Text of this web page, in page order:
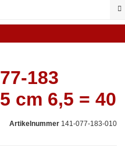
183
cm 6,5 = 40
Artikelnummer 141-077-183-010